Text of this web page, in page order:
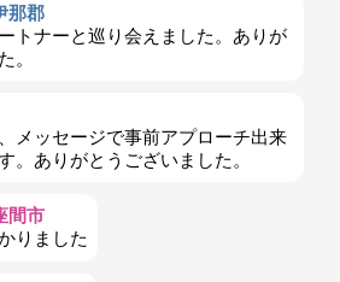
那郡
トナーと巡り会えました。ありが
。
メッセージで事前アプローチ出来
。ありがとうございました。
間市
りました